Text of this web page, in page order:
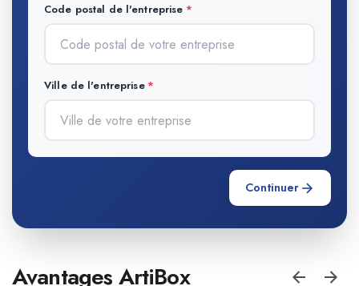
Code postal de l'entreprise
Ville de l'entreprise
Continuer
Avantages ArtiBox